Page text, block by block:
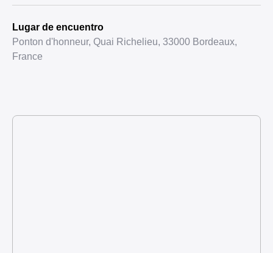
Lugar de encuentro
Ponton d'honneur, Quai Richelieu, 33000 Bordeaux,
France